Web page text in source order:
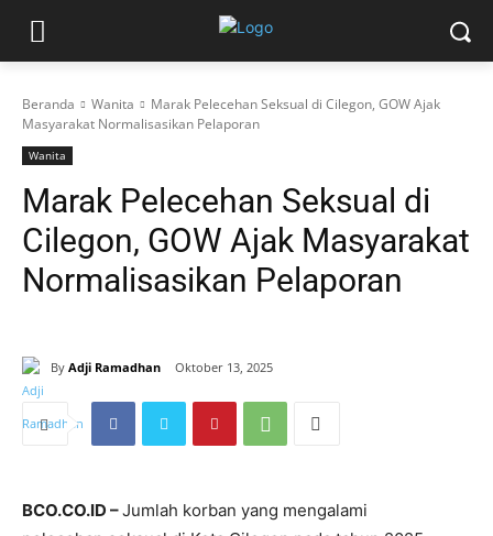
Beranda Wanita
Marak Pelecehan Seksual di Cilegon, GOW Ajak
Masyarakat Normalisasikan Pelaporan
Wanita
Marak Pelecehan Seksual di
Cilegon, GOW Ajak Masyarakat
Normalisasikan Pelaporan
By Adji Ramadhan Oktober 13, 2025
BCO.CO.ID –Jumlah korban yang mengalami